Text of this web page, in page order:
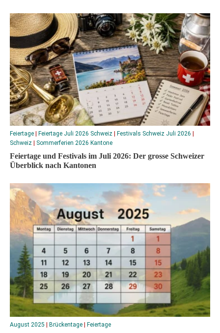
Feiertage Feiertage Juli 2026 Schweiz Festivals Schweiz Juli 2026
Schweiz
Sommerferien 2026 Kantone
Feiertage und Festivals im Juli 2026: Der grosse Schweizer
Überblick nach Kantonen
August 2025 Brückentage Feiertage